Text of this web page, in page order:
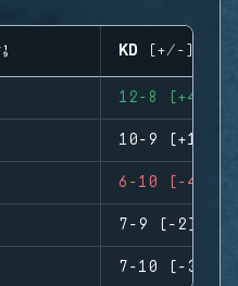
KD (+/-)
12-8 (+4)
10-9 (+1)
6-10 (-4)
7-9 (-2)
7-10 (-3)